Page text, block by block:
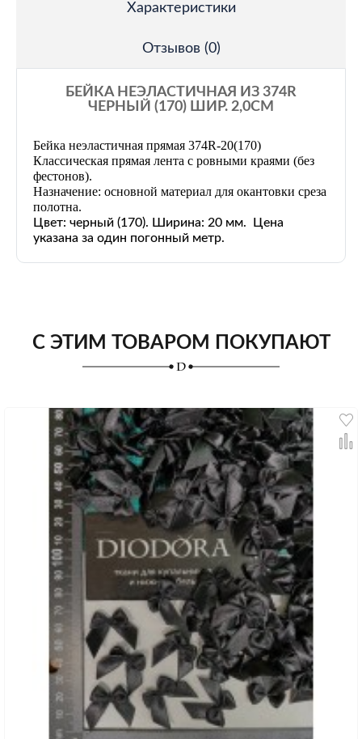
Характеристики
Отзывов (0)
БЕЙКА НЕЭЛАСТИЧНАЯ ИЗ 374R
ЧЕРНЫЙ (170) ШИР. 2,0СМ
Бейка неэластичная прямая 374R-20(170)
Классическая прямая лента с ровными краями (без
фестонов).
Назначение: основной материал для окантовки среза
полотна.
Цвет: черный (170). Ширина: 20 мм. Цена
указана за один погонный метр.
С ЭТИМ ТОВАРОМ ПОКУПАЮТ